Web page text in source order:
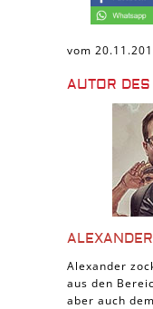
vom
AUTOR
Alexander
aus den
aber auch dem